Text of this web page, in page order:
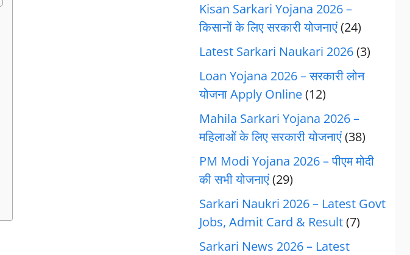
Kisan Sarkari Yojana 2026 –
किसानों के लिए सरकारी योजनाएं(24)
Latest Sarkari Naukari 2026(3)
Loan Yojana 2026 – सरकारी लोन
योजना Apply Online(12)
Mahila Sarkari Yojana 2026 –
महिलाओं के लिए सरकारी योजनाएं(38)
PM Modi Yojana 2026 – पीएम मोदी
की सभी योजनाएं(29)
Sarkari Naukri 2026 – Latest Govt
Jobs, Admit Card & Result(7)
Sarkari News 2026 – Latest